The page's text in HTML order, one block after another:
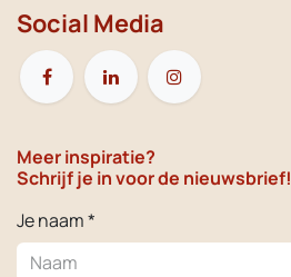
Social Media
Meer inspiratie?
Schrijf je in voor de nieuwsbrief!
Je naam *